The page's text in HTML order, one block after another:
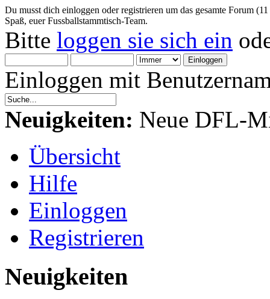
Du musst dich einloggen oder registrieren um das gesamte Forum
Spaß, euer Fussballstammtisch-Team.
Bitte loggen sie sich ein
Einloggen mit
Neuigkeiten: Neue DFL-
Übersicht
Hilfe
Einloggen
Registrieren
Neuigkeiten